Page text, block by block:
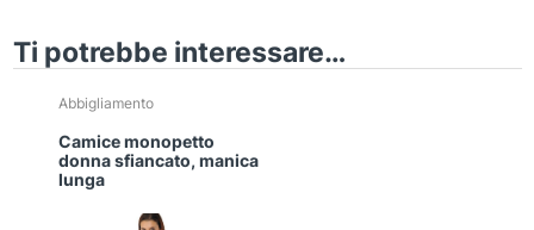
Ti potrebbe interessare…
Abbigliamento
Camice monopetto
donna sfiancato, manica
lunga
Questo
ha
più